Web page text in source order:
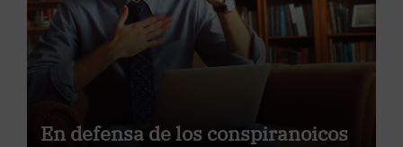
En defensa de los conspiranoicos